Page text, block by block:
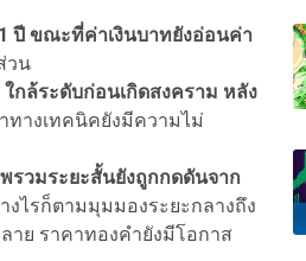
ปี ขณะที่ค่าเงินบาทยังอ่อนค่า
วน
กล้ระดับก่อนเกิดสงคราม หลัง
ทางเทคนิคยังมีความไม่
รวมระยะสั้นยังถูกกดดันจาก
งไรก็ตามมุมมองระยะกลางถึง
าย ราคาทองคํายังมีโอกาส